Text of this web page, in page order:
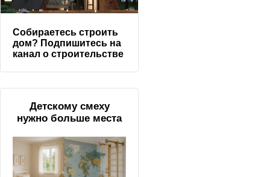
Собираетесь строить
дом? Подпишитесь на
канал о строительстве
Детскому смеху
нужно больше места